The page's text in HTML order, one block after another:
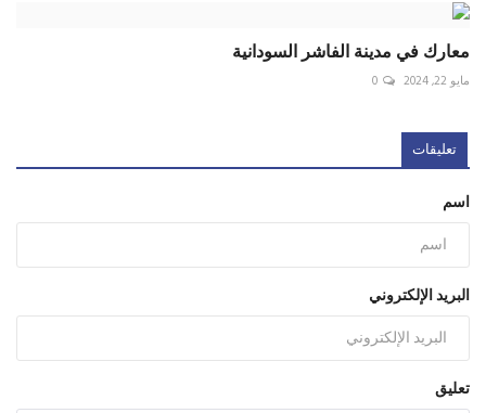
معارك في مدينة الفاشر السودانية
مايو 22, 2024 0
تعليقات
اسم
البريد الإلكتروني
تعليق